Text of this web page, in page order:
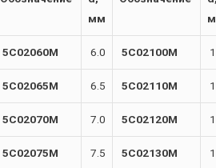
мм
5C02060M 6.0 5C02100M
5C02065M 6.5 5C02110M
5C02070M 7.0 5C02120M
5C02075M 7.5 5C02130M